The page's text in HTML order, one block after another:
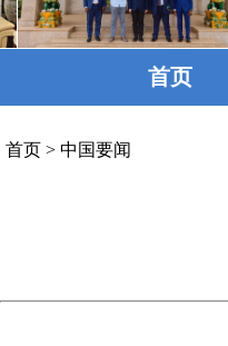
首页
首页 > 中国要闻